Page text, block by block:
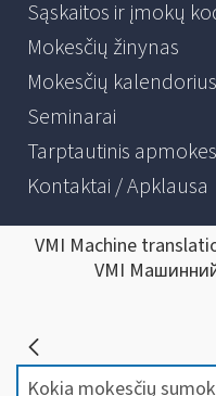
Sąskaitos ir įmokų
Mokesčių žinynas
Mokesčių kalendorius
Seminarai
Tarptautinis
Kontaktai / Apklausa
VMI Machine
VMI